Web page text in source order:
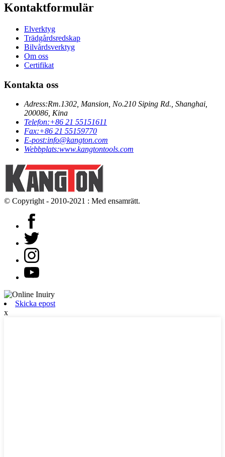
Kontaktformulär
Elverktyg
Trädgårdsredskap
Bilvårdsverktyg
Om oss
Certifikat
Kontakta oss
Adress:Rm.1302, Mansion, No.210 Siping Rd., Shanghai,
200086, Kina
Telefon:+86 21 55151611
Fax:+86 21 55159770
E-post:info@kangton.com
Webbplats:www.kangtontools.com
© Copyright - 2010-2021 : Med ensamrätt.
Skicka epost
x